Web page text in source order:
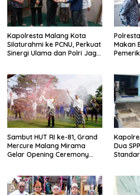
Kapolresta Malang Kota
Silaturahmi ke PCNU, Perkuat
Sinergi Ulama dan Polri Jaga
Makan
Sambut HUT RI ke-81, Grand
Mercure Malang Mirama
Gelar Opening Ceremony
Dua